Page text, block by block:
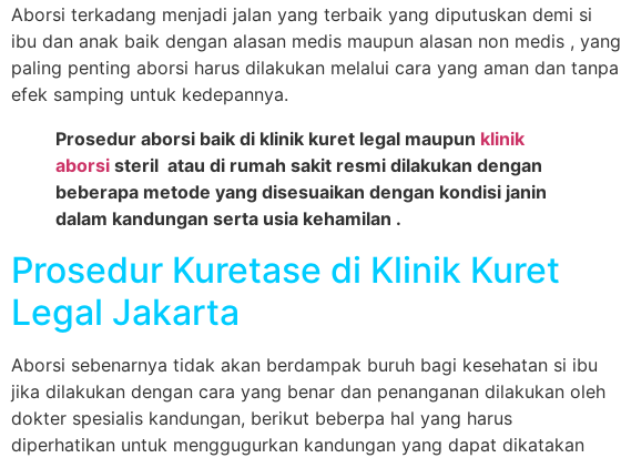
Aborsi terkadang menjadi jalan yang terbaik yang diputuskan demi si
ibu dan anak baik dengan alasan medis maupun alasan non medis , yang
paling penting aborsi harus dilakukan melalui cara yang aman dan tanpa
efek samping untuk kedepannya.
Prosedur aborsi baik di klinik kuret legal maupun klinik
aborsi steril atau di rumah sakit resmi dilakukan dengan
beberapa metode yang disesuaikan dengan kondisi janin
dalam kandungan serta usia kehamilan .
Prosedur Kuretase di Klinik Kuret
Legal Jakarta
Aborsi sebenarnya tidak akan berdampak buruh bagi kesehatan si ibu
jika dilakukan dengan cara yang benar dan penanganan dilakukan oleh
dokter spesialis kandungan, berikut beberpa hal yang harus
diperhatikan untuk menggugurkan kandungan yang dapat dikatakan